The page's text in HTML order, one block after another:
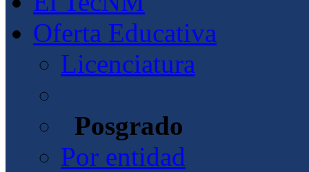
Oferta Educativa
Licenciatura
Posgrado
Por entidad